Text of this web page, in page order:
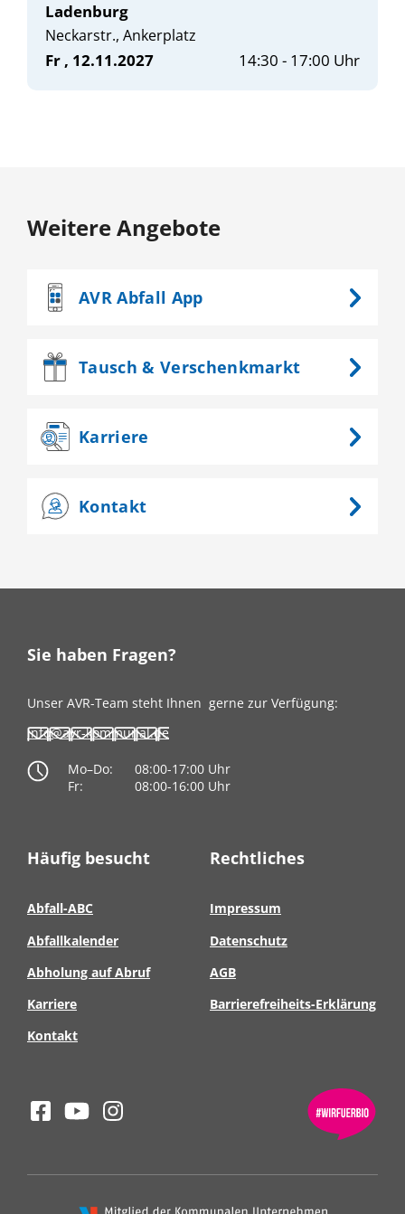
Ladenburg
Neckarstr., Ankerplatz
Fr , 12.11.2027 14:30 - 17:00 Uhr
Weitere Angebote
AVRAbfall App
Tausch & Verschenkmarkt
Karriere
Kontakt
Sie haben Fragen?
Unser AVR-Team steht Ihnen gerne zur Verfügung:
info@avr-kommunal.de
Mo–Do:
08:00-17:00 Uhr
Fr:
08:00-16:00 Uhr
Häufig besucht
Abfall-ABC
Abfallkalender
Abholung auf Abruf
Karriere
Kontakt
Rechtliches
Impressum
Datenschutz
AGB
Barrierefreiheits-Erklärung